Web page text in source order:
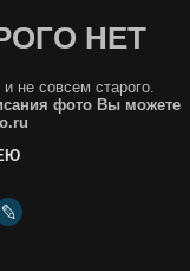
НЕТ
не совсем старого.
фото Вы можете